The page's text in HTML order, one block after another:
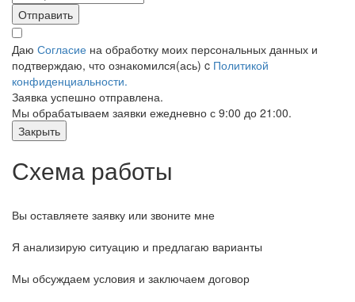
Отправить
Даю Согласие на обработку моих персональных данных и
подтверждаю, что ознакомился(ась) c Политикой
конфиденциальности.
Заявка успешно отправлена.
Мы обрабатываем заявки ежедневно с 9:00 до 21:00.
Закрыть
Схема работы
Вы оставляете заявку или звоните мне
Я анализирую ситуацию и предлагаю варианты
Мы обсуждаем условия и заключаем договор